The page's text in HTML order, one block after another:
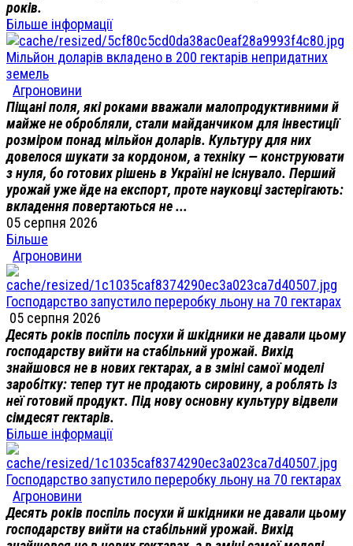
років.
Більше інформації
Мільйон доларів вкладено в 200 гектарів непридатних
земель
Агроновини
Піщані поля, які роками вважали малопродуктивними й
майже не обробляли, стали майданчиком для інвестиції
розміром понад мільйон доларів. Культуру для них
довелося шукати за кордоном, а техніку — конструювати
з нуля, бо готових рішень в Україні не існувало. Перший
урожай уже йде на експорт, проте науковці застерігають:
вкладення повертаються не ...
05 серпня 2026
Більше
Агроновини
Господарство запустило переробку льону на 70 гектарах
05 серпня 2026
Десять років поспіль посухи й шкідники не давали цьому
господарству вийти на стабільний урожай. Вихід
знайшовся не в нових гектарах, а в зміні самої моделі
заробітку: тепер тут не продають сировину, а роблять із
неї готовий продукт. Під нову основну культуру відвели
сімдесят гектарів.
Більше інформації
Господарство запустило переробку льону на 70 гектарах
Агроновини
Десять років поспіль посухи й шкідники не давали цьому
господарству вийти на стабільний урожай. Вихід